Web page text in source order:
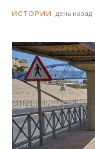
ИСТОРИИ день назад